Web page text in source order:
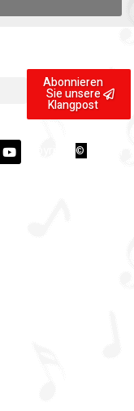
Abonnieren
Sie unsere
Klangpost
©